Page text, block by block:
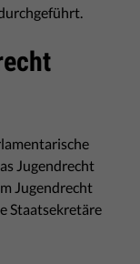
Jugendrecht
Jugendrecht
Staatsekretäre